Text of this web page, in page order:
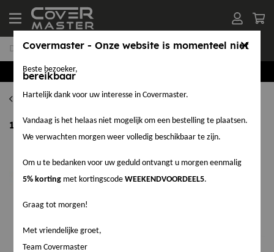
EPDM Lijm
12 stuks Coverbond Spray 750ml - pakketvoordeel
Covermaster - Onze website is momenteel niet
bereikbaar
Beste bezoeker,
Hartelijk dank voor uw interesse in Covermaster.
Vandaag is het helaas niet mogelijk om een bestelling te plaatsen.
We verwachten morgen weer volledig beschikbaar te zijn.
Om u te bedanken voor uw geduld ontvangt u morgen eenmalig
5% korting met kortingscodeWEEKENDVOORDEEL5.
Graag tot morgen!
Met vriendelijke groet,
Team Covermaster